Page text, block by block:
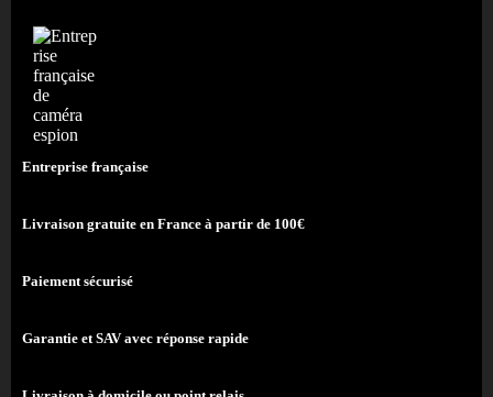
Entreprise française
Livraison gratuite en France à partir de 100€
Paiement sécurisé
Garantie et SAV avec réponse rapide